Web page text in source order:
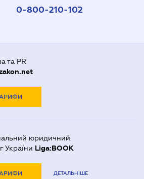
0-800-210-102
та PR
юридичний
України Liga:BOOK
ДЕТАЛЬНІШЕ